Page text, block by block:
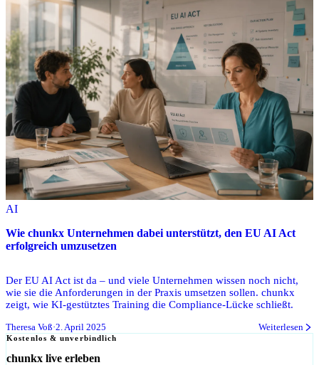
AI
Wie chunkx Unternehmen dabei unterstützt, den EU AI Act
erfolgreich umzusetzen
Der EU AI Act ist da – und viele Unternehmen wissen noch nicht,
wie sie die Anforderungen in der Praxis umsetzen sollen. chunkx
zeigt, wie KI-gestütztes Training die Compliance-Lücke schließt.
Theresa Voß·2. April 2025 Weiterlesen
Kostenlos & unverbindlich
chunkx live erleben